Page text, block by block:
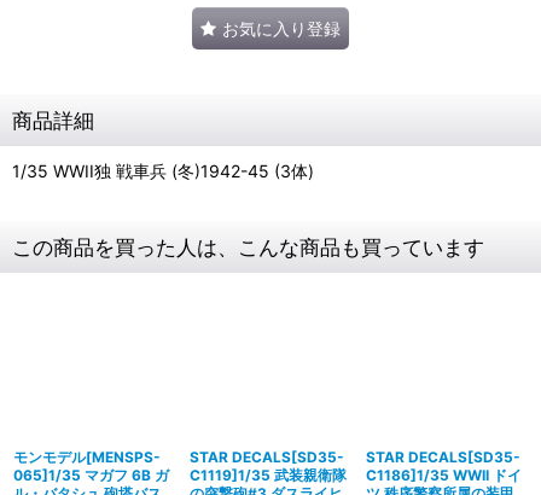
お気に入り登録
商品詳細
1/35 WWII独 戦車兵 (冬)1942-45 (3体)
この商品を買った人は、こんな商品も買っています
モンモデル[MENSPS-
065]1/35 マガフ 6B ガ
STAR DECALS[SD35-
C1119]1/35 武装親衛隊
STAR DECALS[SD35-
C1186]1/35 WWII ドイ